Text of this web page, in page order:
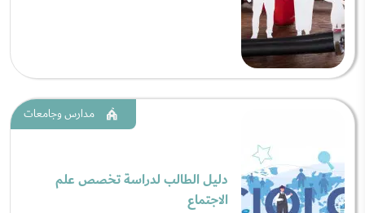
مدارس وجامعات
دليل الطالب لدراسة تخصص علم
الاجتماع